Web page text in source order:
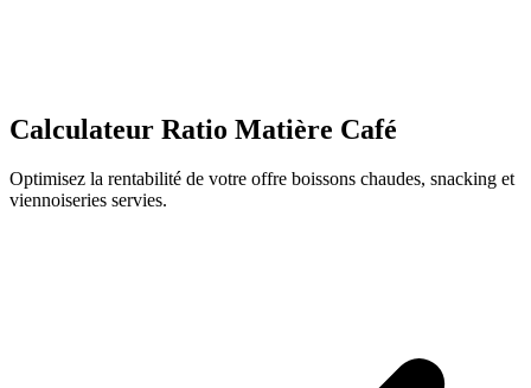
Calculateur Ratio Matière Café
Optimisez la rentabilité de votre offre boissons chaudes, snacking et
viennoiseries servies.